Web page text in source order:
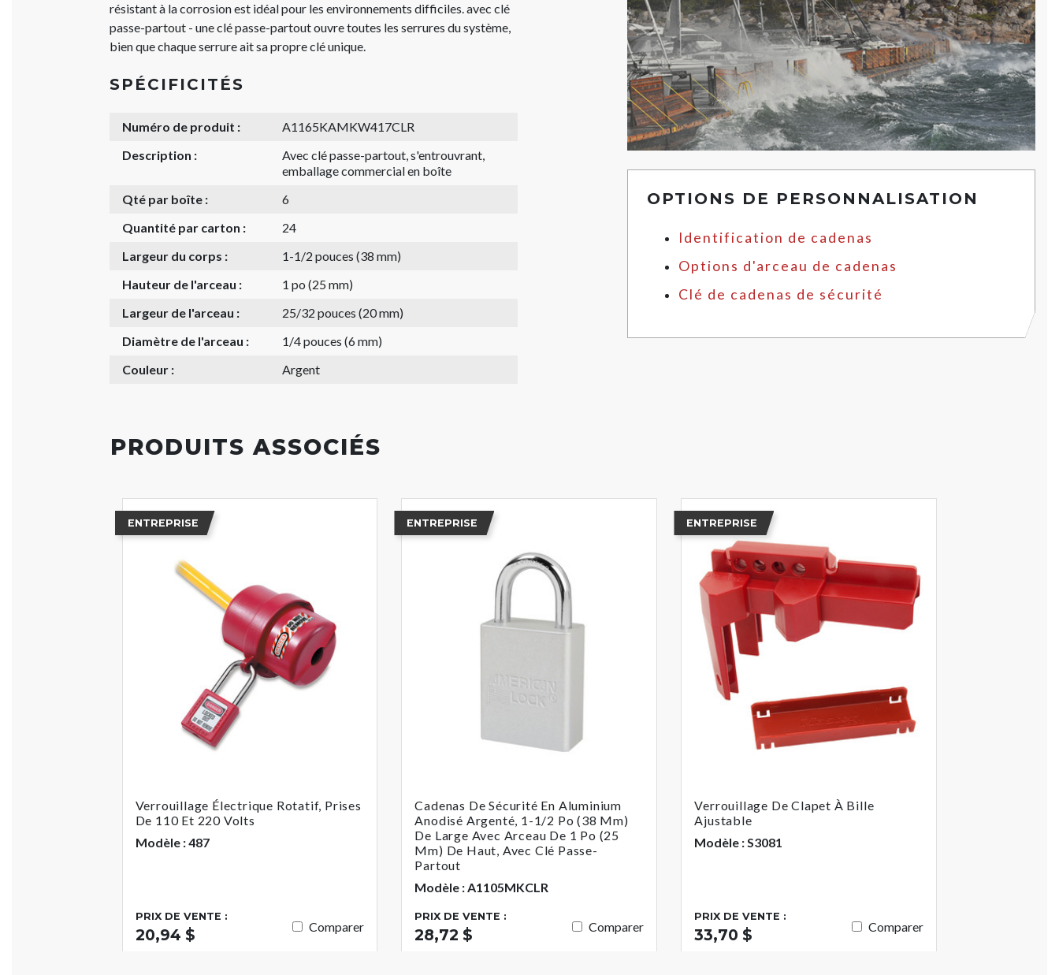
résistant à la corrosion est idéal pour les environnements difficiles. avec clé
passe-partout - une clé passe-partout ouvre toutes les serrures du système,
bien que chaque serrure ait sa propre clé unique.
SPÉCIFICITÉS
Numéro de produit :
A1165KAMKW417CLR
Description :
Avec clé passe-partout, s'entrouvrant,
emballage commercial en boîte
Qté par boîte :
6
Quantité par carton :
24
Largeur du corps :
1-1/2 pouces (38 mm)
Hauteur de l'arceau :
1 po (25 mm)
Largeur de l'arceau :
25/32 pouces (20 mm)
Diamètre de l'arceau :
1/4 pouces (6 mm)
Couleur :
Argent
OPTIONS DE PERSONNALISATION
Identification de cadenas
Options d'arceau de cadenas
Clé de cadenas de sécurité
PRODUITS ASSOCIÉS
ENTREPRISE
Verrouillage Électrique Rotatif, Prises
De 110 Et 220 Volts
Modèle : 487
PRIX DE VENTE :
20,94 $ Comparer
ENTREPRISE
Cadenas De Sécurité En Aluminium
Anodisé Argenté, 1-1/2 Po (38 Mm)
De Large Avec Arceau De 1 Po (25
Mm) De Haut, Avec Clé Passe-
Partout
Modèle : A1105MKCLR
PRIX DE VENTE :
28,72 $ Comparer
ENTREPRISE
Verrouillage De Clapet À Bille
Ajustable
Modèle : S3081
PRIX DE VENTE :
33,70 $ Comparer